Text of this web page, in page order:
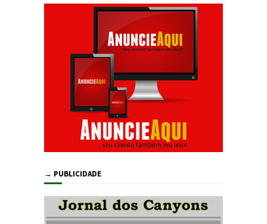
→ PUBLICIDADE